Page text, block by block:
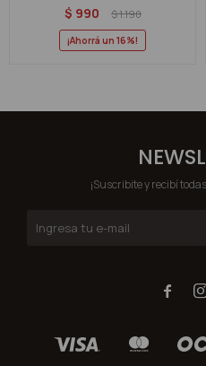
$ 990 $1.190
16
¡Suscribite y recibí
